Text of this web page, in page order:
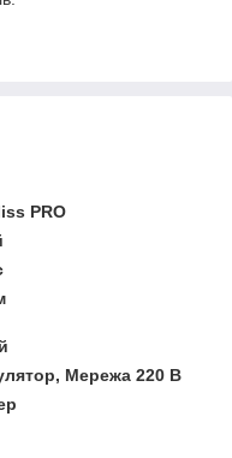
PRO
Мережа 220 В